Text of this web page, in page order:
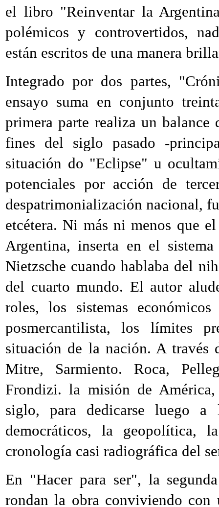
el libro "Reinventar la
polémicos y controvertidos,
están escritos de una manera
Integrado por dos partes,
ensayo suma en conjunto
primera parte realiza un balance
fines del siglo pasado -
situación do "Eclipse" u
potenciales por acción de
despatrimonialización nacional,
etcétera. Ni más ni menos que
Argentina, inserta en el
Nietzsche cuando hablaba del
del cuarto mundo. El autor
roles, los sistemas
posmercantilista, los límites
situación de la nación. A través
Mitre, Sarmiento. Roca,
Frondizi. la misión de
siglo, para dedicarse luego
democráticos, la geopolítica,
cronología casi radiográfica del
En "Hacer para ser", la
rondan la obra conviviendo